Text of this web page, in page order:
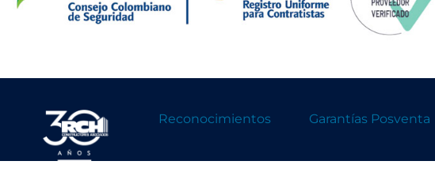
Reconocimientos Garantías Posventa